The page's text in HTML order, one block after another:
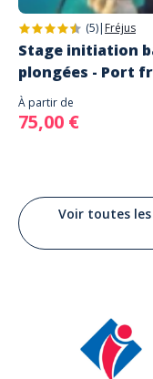
(5)| Fréjus
Stage initiation
plongées - Port
À partir de
75,00 €
Voir toutes